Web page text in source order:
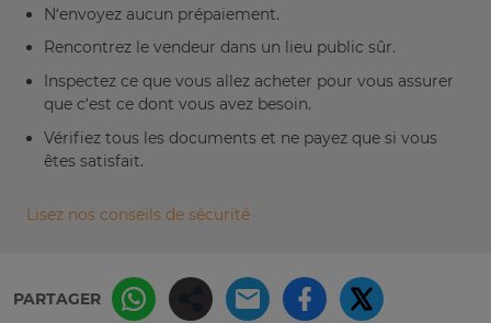
N’envoyez aucun prépaiement.
Rencontrez le vendeur dans un lieu public sûr.
Inspectez ce que vous allez acheter pour vous assurer
que c’est ce dont vous avez besoin.
Vérifiez tous les documents et ne payez que si vous
êtes satisfait.
Lisez nos conseils de sécurité
PARTAGER